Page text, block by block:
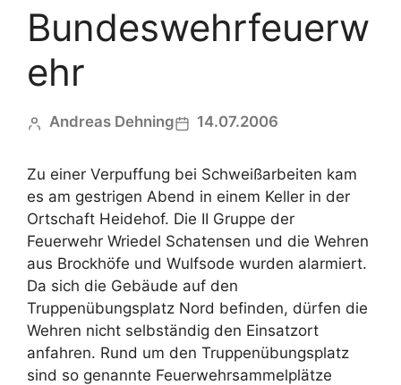
Bundeswehrfeuerw
ehr
Andreas Dehning 14.07.2006
Zu einer Verpuffung bei Schweißarbeiten kam
es am gestrigen Abend in einem Keller in der
Ortschaft Heidehof. Die II Gruppe der
Feuerwehr Wriedel Schatensen und die Wehren
aus Brockhöfe und Wulfsode wurden alarmiert.
Da sich die Gebäude auf den
Truppenübungsplatz Nord befinden, dürfen die
Wehren nicht selbständig den Einsatzort
anfahren. Rund um den Truppenübungsplatz
sind so genannte Feuerwehrsammelplätze